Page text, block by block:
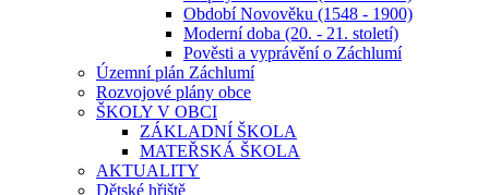
Období Novověku (1548 - 1900)
Moderní doba (20. - 21. století)
Pověsti a vyprávění o Záchlumí
Územní plán Záchlumí
Rozvojové plány obce
ŠKOLY V OBCI
ZÁKLADNÍ ŠKOLA
MATEŘSKÁ ŠKOLA
AKTUALITY
Dětské hřiště